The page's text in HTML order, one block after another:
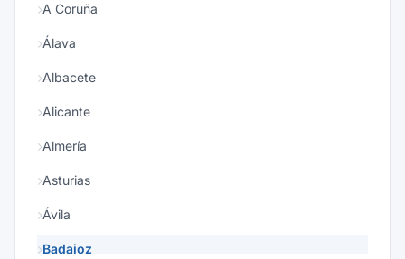
A Coruña
Álava
Albacete
Alicante
Almería
Asturias
Ávila
Badajoz